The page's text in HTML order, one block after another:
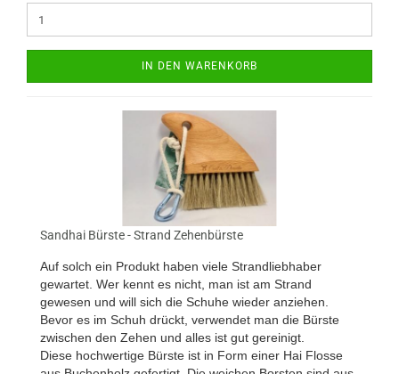
IN DEN WARENKORB
Sandhai Bürste - Strand Zehenbürste
Auf solch ein Produkt haben viele Strandliebhaber
gewartet. Wer kennt es nicht, man ist am Strand
gewesen und will sich die Schuhe wieder anziehen.
Bevor es im Schuh drückt, verwendet man die Bürste
zwischen den Zehen und alles ist gut gereinigt.
Diese hochwertige Bürste ist in Form einer Hai Flosse